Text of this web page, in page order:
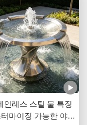
인레스 스틸 물 특징
마이징 가능한 야외